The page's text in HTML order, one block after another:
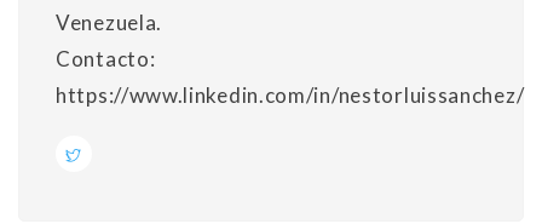
Venezuela.
Contacto:
https://www.linkedin.com/in/nestorluissanchez/